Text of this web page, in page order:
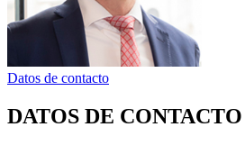
Datos de contacto
DATOS DE CONTACTO